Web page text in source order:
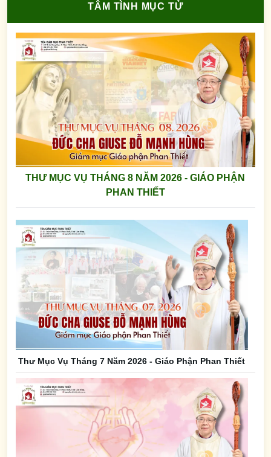
TÂM TÌNH MỤC TỬ
THƯ MỤC VỤ THÁNG 8 NĂM 2026 - GIÁO PHẬN
PHAN THIẾT
Thư Mục Vụ Tháng 7 Năm 2026 - Giáo Phận Phan Thiết